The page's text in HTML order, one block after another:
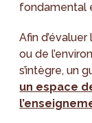
fondamental
Afin
ou de
s’intègre, un
un espace